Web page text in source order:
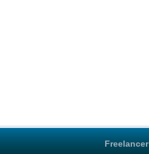
Freelancer